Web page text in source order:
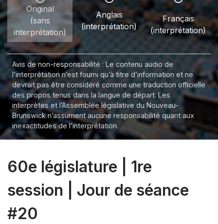
Original
(sans
interprétation)
Anglais
(interprétation)
Français
(interprétation)
Avis de non-responsabilité : Le contenu audio de
l’interprétation n’est fourni qu’à titre d’information et ne
devrait pas être considéré comme une traduction officielle
des propos tenus dans la langue de départ. Les
interprètes et l’Assemblée législative du Nouveau-
Brunswick n’assument aucune responsabilité quant aux
inexactitudes de l’interprétation.
60e législature | 1re
session | Jour de séance
#20